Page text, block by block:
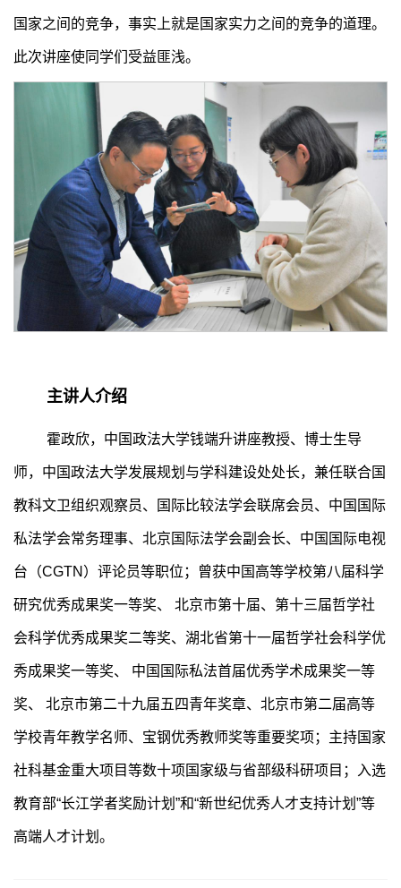
国家之间的竞争，事实上就是国家实力之间的竞争的道理。
此次讲座使同学们受益匪浅。
主讲人介绍
霍政欣，中国政法大学钱端升讲座教授、博士生导
师，中国政法大学发展规划与学科建设处处长，兼任联合国
教科文卫组织观察员、国际比较法学会联席会员、中国国际
私法学会常务理事、北京国际法学会副会长、中国国际电视
台（CGTN）评论员等职位；曾获中国高等学校第八届科学
研究优秀成果奖一等奖、 北京市第十届、第十三届哲学社
会科学优秀成果奖二等奖、湖北省第十一届哲学社会科学优
秀成果奖一等奖、 中国国际私法首届优秀学术成果奖一等
奖、 北京市第二十九届五四青年奖章、北京市第二届高等
学校青年教学名师、宝钢优秀教师奖等重要奖项；主持国家
社科基金重大项目等数十项国家级与省部级科研项目；入选
教育部“长江学者奖励计划”和“新世纪优秀人才支持计划”等
高端人才计划。